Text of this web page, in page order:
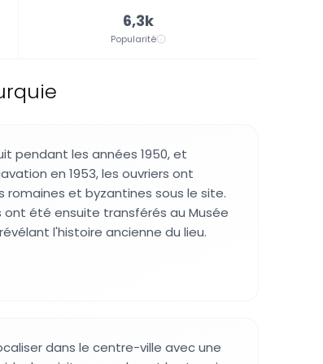
6,3k
Popularité
pendant les années 1950, et
en 1953, les ouvriers ont
et byzantines sous le site.
été ensuite transférés au Musée
l'histoire ancienne du lieu.
dans le centre-ville avec une